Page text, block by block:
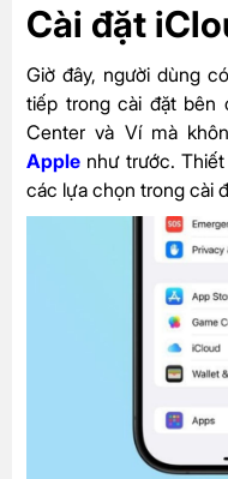
Cài đặt
Giờ đây, người dùng
tiếp trong cài đặt bên
Center và Ví mà
Apple như trước.
các lựa chọn trong cài